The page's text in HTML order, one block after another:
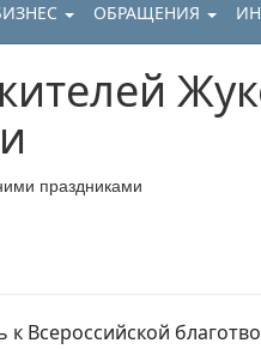
ОБРАЩЕНИЯ
праздниками
Всероссийской